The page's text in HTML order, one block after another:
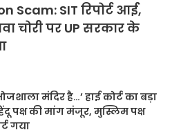
Scam: SIT रिपोर्ट आई,
चोरी पर UP सरकार के
मंदिर है…’ हाई कोर्ट का बड़ा
पक्ष की मांग मंजूर, मुस्लिम पक्ष
गया